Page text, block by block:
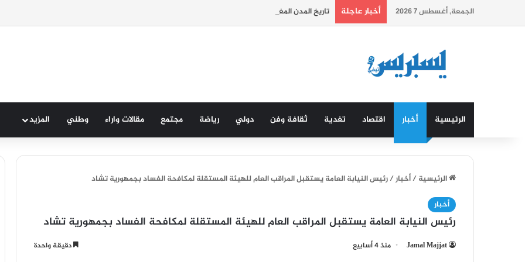
الجمعة, أغسطس 7 2026 أخبار عاجلة تاريخ المدن المغربية…. ( تازة )
الرئيسية أخبار اقتصاد تغدية ثقافة وفن دولي رياضة مجتمع مقالات واراء وطني المزيد
الرئيسية/أخبار/رئيس النيابة العامة يستقبل المراقب العام للهيئة المستقلة لمكافحة الفساد بجمهورية تشاد
أخبار
رئيس النيابة العامة يستقبل المراقب العام للهيئة المستقلة لمكافحة الفساد بجمهورية تشاد
Jamal Majjat منذ 4 أسابيع دقيقة واحدة